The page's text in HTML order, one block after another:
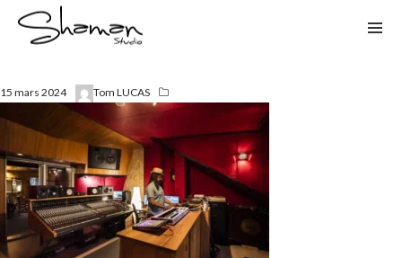
15 mars 2024 Tom LUCAS